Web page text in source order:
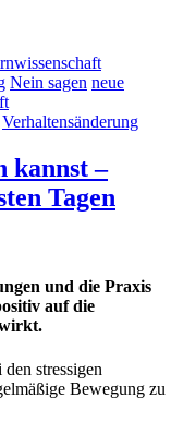
Nein sagen neue
Verhaltensänderung
kannst –
Tagen
und die Praxis
auf die
stressigen
Bewegung zu